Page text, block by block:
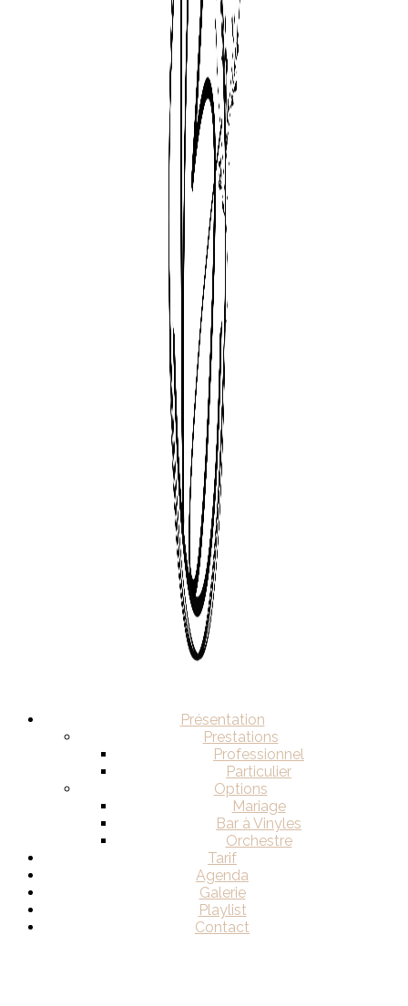
Présentation
Prestations
Professionnel
Particulier
Options
Mariage
Bar à Vinyles
Orchestre
Tarif
Agenda
Galerie
Playlist
Contact